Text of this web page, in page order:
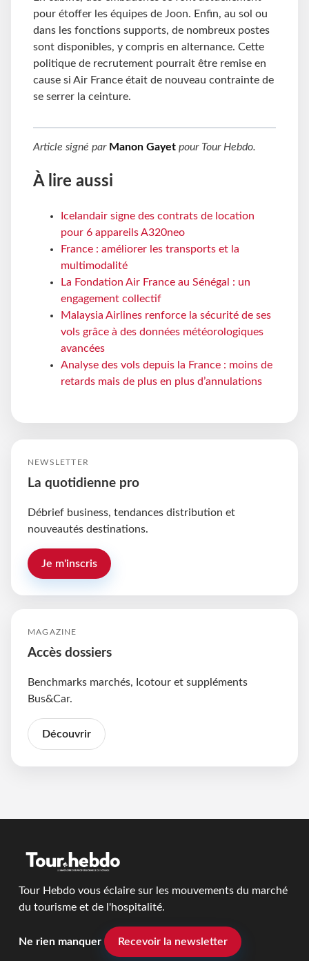
pour étoffer les équipes de Joon. Enfin, au sol ou
dans les fonctions supports, de nombreux postes
sont disponibles, y compris en alternance. Cette
politique de recrutement pourrait être remise en
cause si Air France était de nouveau contrainte de
se serrer la ceinture.
Article signé par Manon Gayet pour Tour Hebdo.
À lire aussi
Icelandair signe des contrats de location
pour 6 appareils A320neo
France : améliorer les transports et la
multimodalité
La Fondation Air France au Sénégal : un
engagement collectif
Malaysia Airlines renforce la sécurité de ses
vols grâce à des données météorologiques
avancées
Analyse des vols depuis la France : moins de
retards mais de plus en plus d’annulations
NEWSLETTER
La quotidienne pro
Débrief business, tendances distribution et
nouveautés destinations.
Je m'inscris
MAGAZINE
Accès dossiers
Benchmarks marchés, Icotour et suppléments
Bus&Car.
Découvrir
Tour Hebdo vous éclaire sur les mouvements du marché
du tourisme et de l'hospitalité.
Ne rien manquer Recevoir la newsletter